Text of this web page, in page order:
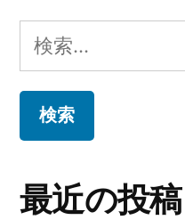
検
索:
最近の投稿